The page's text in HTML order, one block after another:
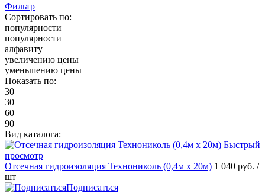
Фильтр
Сортировать по:
популярности
популярности
алфавиту
увеличению цены
уменьшению цены
Показать по:
30
30
60
90
Вид каталога:
Быстрый
просмотр
Отсечная гидроизоляция Технониколь (0,4м х 20м) 1 040 руб. /
шт
Подписаться